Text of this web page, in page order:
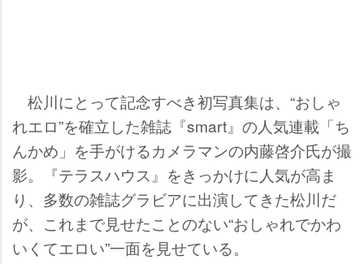
松川にとって記念すべき初写真集は、“おしゃ
れエロ”を確立した雑誌『smart』の人気連載「ち
んかめ」を手がけるカメラマンの内藤啓介氏が撮
影。『テラスハウス』をきっかけに人気が高ま
り、多数の雑誌グラビアに出演してきた松川だ
が、これまで見せたことのない“おしゃれでかわ
いくてエロい”一面を見せている。